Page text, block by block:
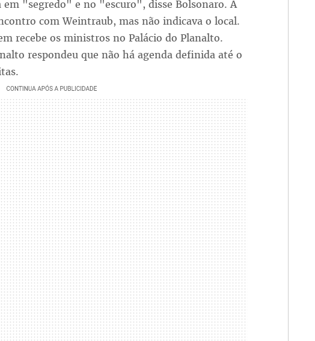
"segredo" e no "escuro", disse Bolsonaro. A
com Weintraub, mas não indicava o local.
recebe os ministros no Palácio do Planalto.
respondeu que não há agenda definida até o